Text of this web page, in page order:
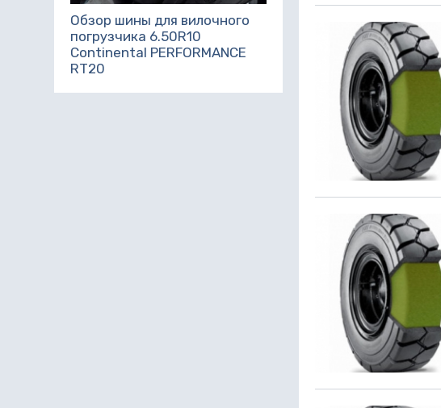
Обзор шины для вилочного
погрузчика 6.50R10
Continental PERFORMANCE
RT20